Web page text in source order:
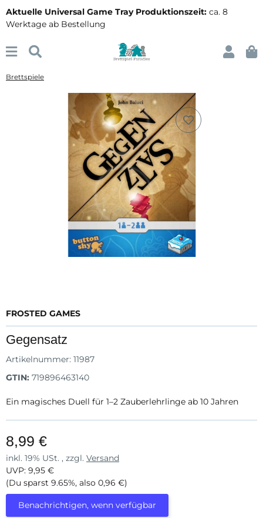
Aktuelle Universal Game Tray Produktionszeit: ca. 8
Werktage ab Bestellung
Brettspiele
FROSTED GAMES
Gegensatz
Artikelnummer: 11987
GTIN: 719896463140
Ein magisches Duell für 1–2 Zauberlehrlinge ab 10 Jahren
8,99 €
inkl. 19% USt. , zzgl. Versand
UVP: 9,95 €
(Du sparst 9.65%, also 0,96 €)
Benachrichtigen, wenn verfügbar